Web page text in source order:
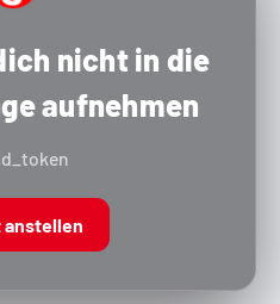
nicht in die
aufnehmen
anstellen